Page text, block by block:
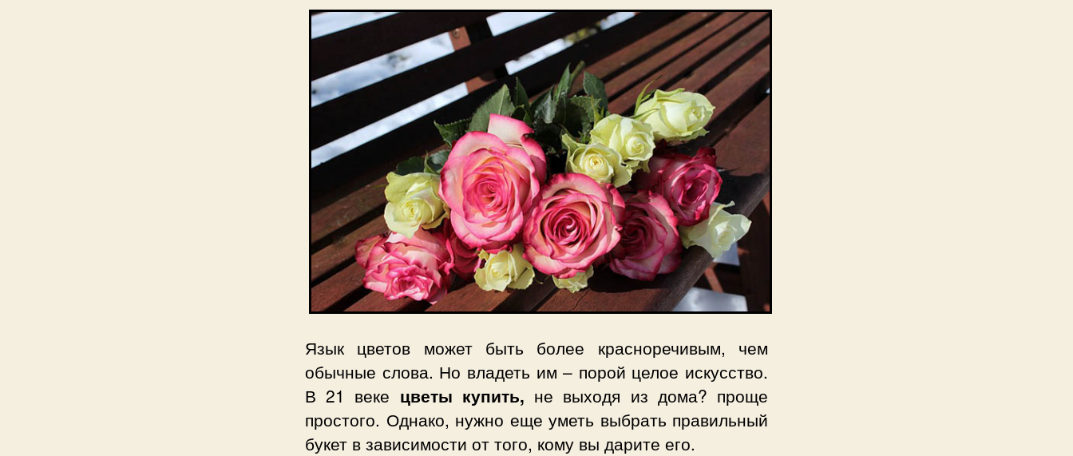
Язык цветов может быть более красноречивым, чем
обычные слова. Но владеть им – порой целое искусство.
В 21 веке цветы купить, не выходя из дома? проще
простого. Однако, нужно еще уметь выбрать правильный
букет в зависимости от того, кому вы дарите его.